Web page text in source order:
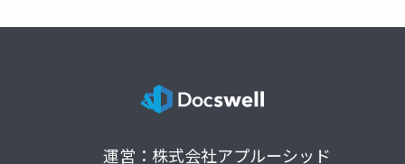
運営：株式会社アプルーシッド